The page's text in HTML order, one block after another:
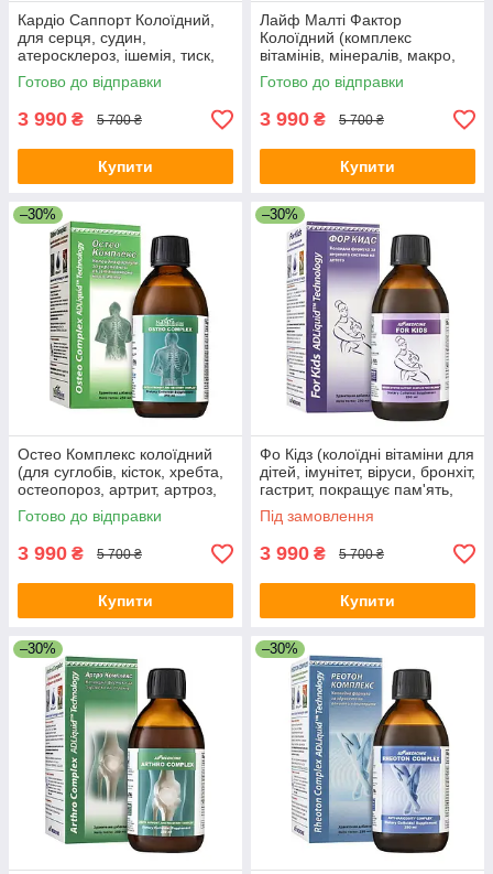
Кардіо Саппорт Колоїдний,
для серця, судин,
атеросклероз, ішемія, тиск,
гіпертонія, інфаркт, аритмія,
витаміни, діабет, холестерин
Готово до відправки
3 990 ₴ 5 700 ₴
Купити
Лайф Малті Фактор
Колоїдний (комплекс
вітамінів, мінералів, макро,
мікроелементів, імунітет,
фізичне, розумове
Готово до відправки
3 990 ₴ 5 700 ₴
Купити
–30%
Остео Комплекс колоїдний
(для суглобів, кісток, хребта,
остеопороз, артрит, артроз,
остеоартроз, мієліт, перелом,
грижі)
Готово до відправки
3 990 ₴ 5 700 ₴
Купити
–30%
Фо Кідз (колоїдні вітаміни для
дітей, імунітет, віруси, бронхіт,
гастрит, покращує пам'ять,
ріст, розвиток)
Під замовлення
3 990 ₴ 5 700 ₴
Купити
–30% –30%